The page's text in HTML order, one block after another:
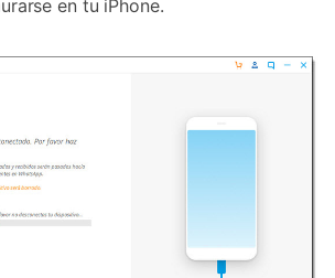
en tu iPhone.